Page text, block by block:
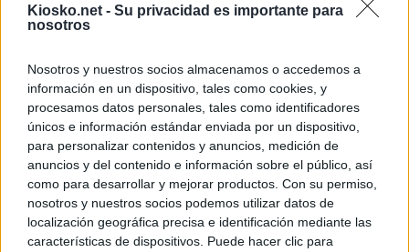
Kiosko.net - Su privacidad es importante para
nosotros
Nosotros y nuestros socios almacenamos o accedemos a
información en un dispositivo, tales como cookies, y
procesamos datos personales, tales como identificadores
únicos e información estándar enviada por un dispositivo,
para personalizar contenidos y anuncios, medición de
anuncios y del contenido e información sobre el público, así
como para desarrollar y mejorar productos. Con su permiso,
nosotros y nuestros socios podemos utilizar datos de
localización geográfica precisa e identificación mediante las
características de dispositivos. Puede hacer clic para